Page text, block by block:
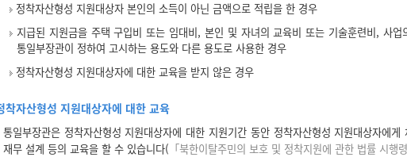
정착자산형성 지원대상자 본인의 소득이 아닌 금액으로 적립을 한 경우
지급된 지원금을 주택 구입비 또는 임대비, 본인 및 자녀의 교육비 또는 기술훈련비, 사
통일부장관이 정하여 고시하는 용도와 다른 용도로 사용한 경우
정착자산형성 지원대상자에 대한 교육을 받지 않은 경우
착자산형성 지원대상자에 대한 교육
통일부장관은 정착자산형성 지원대상자에 대한 지원기간 동안 정착자산형성 지원대상자에
재무 설계 등의 교육을 할 수 있습니다( 「북한이탈주민의 보호 및 정착지원에 관한 법률 시행